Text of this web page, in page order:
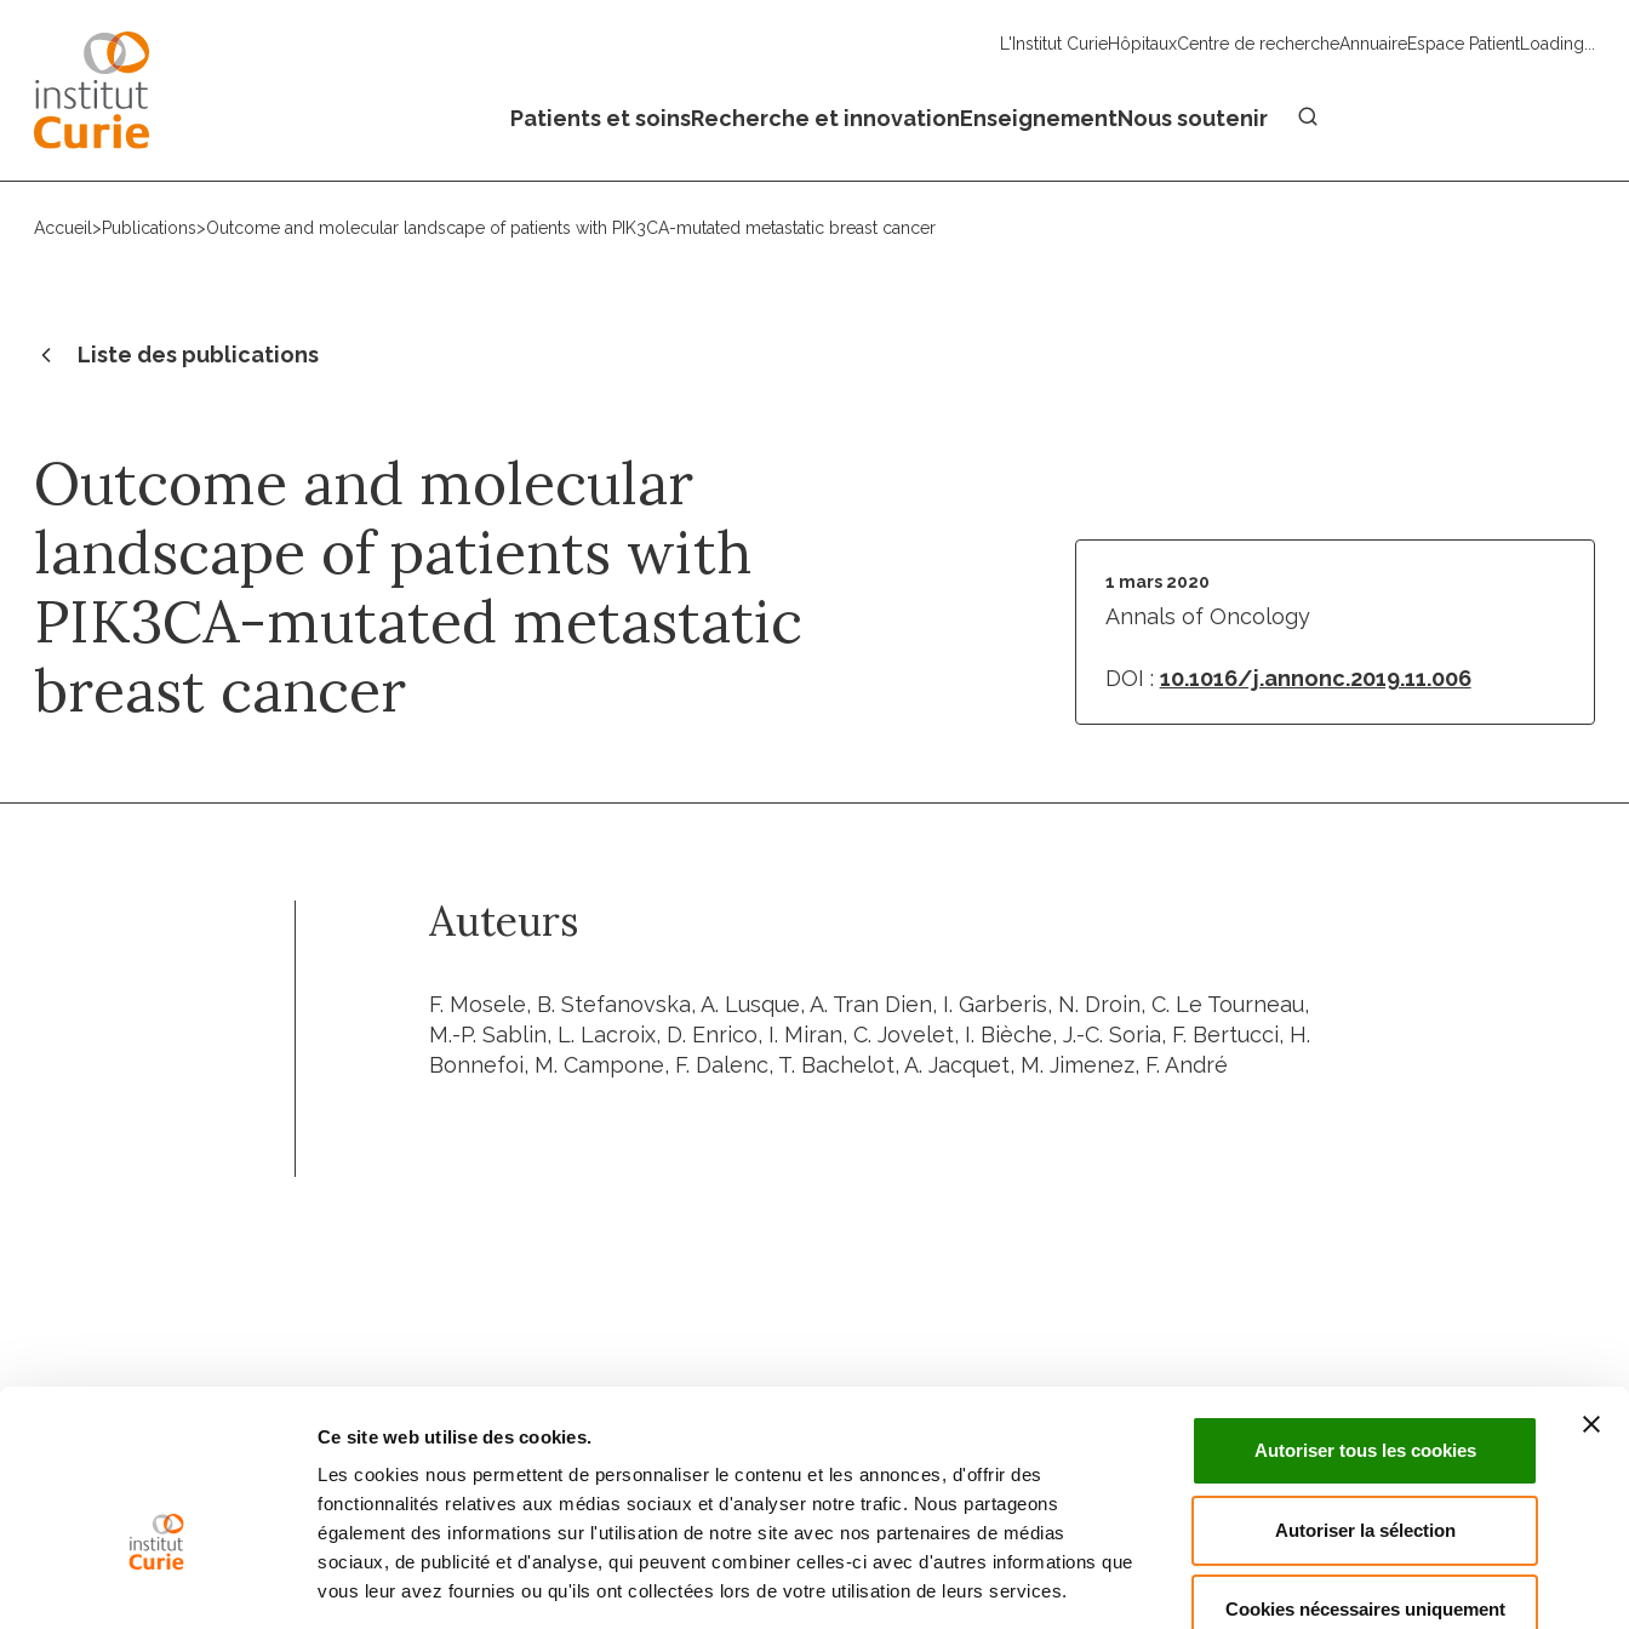
Ce site web utilise des cookies.
Les cookies nous permettent de personnaliser le contenu et les annonces, d'offrir des
fonctionnalités relatives aux médias sociaux et d'analyser notre trafic. Nous partageons
également des informations sur l'utilisation de notre site avec nos partenaires de médias
sociaux, de publicité et d'analyse, qui peuvent combiner celles-ci avec d'autres informations que
vous leur avez fournies ou qu'ils ont collectées lors de votre utilisation de leurs services.
Autoriser tous les cookies
Autoriser la sélection
Cookies nécessaires uniquement
L'Institut CurieHôpitauxCentre de rechercheAnnuaireEspace PatientLoading...
Patients et soinsRecherche et innovationEnseignementNous soutenir
Accueil >Publications>Outcome and molecular landscape of patients with PIK3CA-mutated metastatic breast cancer
Liste des publications
Outcome and molecular
landscape of patients with
PIK3CA-mutated metastatic
breast cancer
1 mars 2020
Annals of Oncology
DOI : 10.1016/j.annonc.2019.11.006
Auteurs
F. Mosele, B. Stefanovska, A. Lusque, A. Tran Dien, I. Garberis, N. Droin, C. Le Tourneau,
M.-P. Sablin, L. Lacroix, D. Enrico, I. Miran, C. Jovelet, I. Bièche, J.-C. Soria, F. Bertucci, H.
Bonnefoi, M. Campone, F. Dalenc, T. Bachelot, A. Jacquet, M. Jimenez, F. André
Inscrivez-vous à la newsletter
ActualitésDroits du patient